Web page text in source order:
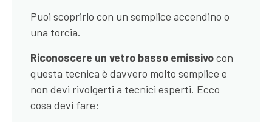
Puoi scoprirlo con un semplice accendino o
una torcia.
Riconoscere un vetro basso emissivocon
questa tecnica è davvero molto semplice e
non devi rivolgerti a tecnici esperti. Ecco
cosa devi fare: